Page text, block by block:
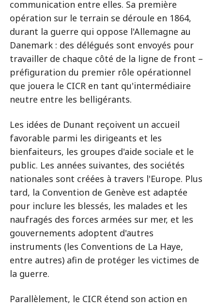
communication entre elles. Sa première
opération sur le terrain se déroule en 1864,
durant la guerre qui oppose l'Allemagne au
Danemark : des délégués sont envoyés pour
travailler de chaque côté de la ligne de front –
préfiguration du premier rôle opérationnel
que jouera le CICR en tant qu'intermédiaire
neutre entre les belligérants.
Les idées de Dunant reçoivent un accueil
favorable parmi les dirigeants et les
bienfaiteurs, les groupes d'aide sociale et le
public. Les années suivantes, des sociétés
nationales sont créées à travers l'Europe. Plus
tard, la Convention de Genève est adaptée
pour inclure les blessés, les malades et les
naufragés des forces armées sur mer, et les
gouvernements adoptent d'autres
instruments (les Conventions de La Haye,
entre autres) afin de protéger les victimes de
la guerre.
Parallèlement, le CICR étend son action en